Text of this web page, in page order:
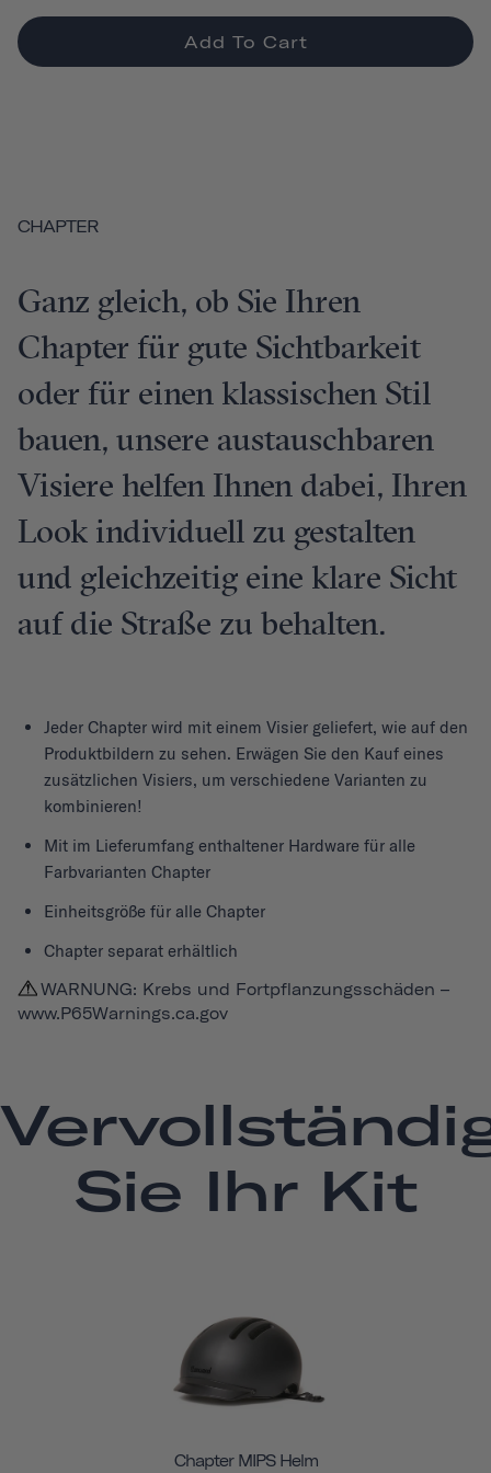
Add To Cart
CHAPTER
Ganz gleich, ob Sie Ihren
Chapter für gute Sichtbarkeit
oder für einen klassischen Stil
bauen, unsere austauschbaren
Visiere helfen Ihnen dabei, Ihren
Look individuell zu gestalten
und gleichzeitig eine klare Sicht
auf die Straße zu behalten.
Jeder Chapter wird mit einem Visier geliefert, wie auf den
Produktbildern zu sehen. Erwägen Sie den Kauf eines
zusätzlichen Visiers, um verschiedene Varianten zu
kombinieren!
Mit im Lieferumfang enthaltener Hardware für alle
Farbvarianten Chapter
Einheitsgröße für alle Chapter
Chapter separat erhältlich
WARNUNG: Krebs und Fortpflanzungsschäden –
www.P65Warnings.ca.gov
Sie Ihr Kit
Chapter MIPS Helm